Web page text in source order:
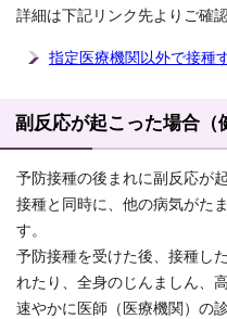
詳細は下記リンク先よりご確
指定医療機関以外で接種
副反応が起こった場合（
予防接種の後まれに副反応が
接種と同時に、他の病気がた
す。
予防接種を受けた後、接種し
れたり、全身のじんましん、
速やかに医師（医療機関）の